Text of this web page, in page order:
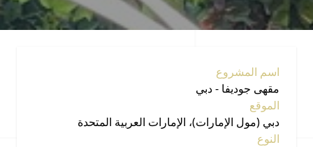
اسم المشروع
مقهى جوديفا - دبي
الموقع
دبي (مول الإمارات)، الإمارات العربية المتحدة
النوع